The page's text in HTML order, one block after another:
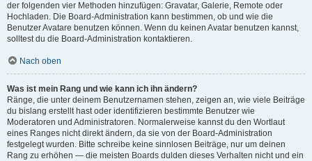
der folgenden vier Methoden hinzufügen: Gravatar, Galerie, Remote oder
Hochladen. Die Board-Administration kann bestimmen, ob und wie die
Benutzer Avatare benutzen können. Wenn du keinen Avatar benutzen kannst,
solltest du die Board-Administration kontaktieren.
Nach oben
Was ist mein Rang und wie kann ich ihn ändern?
Ränge, die unter deinem Benutzernamen stehen, zeigen an, wie viele Beiträge
du bislang erstellt hast oder identifizieren bestimmte Benutzer wie
Moderatoren und Administratoren. Normalerweise kannst du den Wortlaut
eines Ranges nicht direkt ändern, da sie von der Board-Administration
festgelegt wurden. Bitte schreibe keine sinnlosen Beiträge, nur um deinen
Rang zu erhöhen — die meisten Boards dulden dieses Verhalten nicht und ein